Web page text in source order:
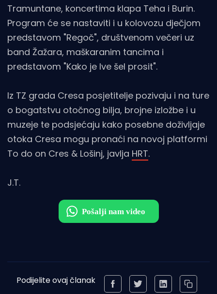
Tramuntane, koncertima klapa Teha i Burin.
Program će se nastaviti i u kolovozu dječjom
predstavom "Regoč", društvenom večeri uz
band Žažara, maškaranim tancima i
predstavom "Kako je Ive šel prosit".
Iz TZ grada Cresa posjetitelje pozivaju i na ture
o bogatstvu otočnog bilja, brojne izložbe i u
muzeje te podsjećaju kako posebne doživljaje
otoka Cresa mogu pronaći na novoj platformi
To do on Cres & Lošinj, javlja HRT.
J.T.
Podijelite ovaj članak